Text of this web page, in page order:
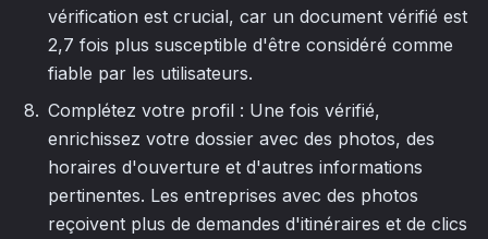
vérification est crucial, car un document vérifié est
2,7 fois plus susceptible d'être considéré comme
fiable par les utilisateurs.
Complétez votre profil : Une fois vérifié,
enrichissez votre dossier avec des photos, des
horaires d'ouverture et d'autres informations
pertinentes. Les entreprises avec des photos
reçoivent plus de demandes d'itinéraires et de clics